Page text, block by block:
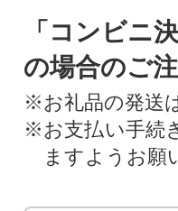
「コンビニ
の場合のご
※お礼品の発送
※お支払い手続
ますようお願